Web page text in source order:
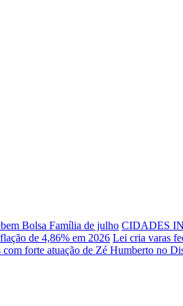
Bolsa Família de julho CIDADES
de 4,86% em 2026 Lei cria varas
com forte atuação de Zé Humberto no